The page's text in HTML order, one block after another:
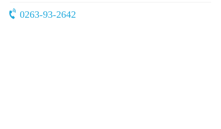
0263-93-2642